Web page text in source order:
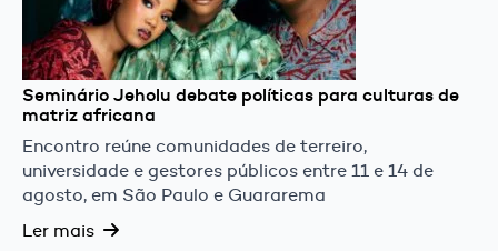
Seminário Jeholu debate políticas para culturas de
matriz africana
Encontro reúne comunidades de terreiro,
universidade e gestores públicos entre 11 e 14 de
agosto, em São Paulo e Guararema
Ler mais